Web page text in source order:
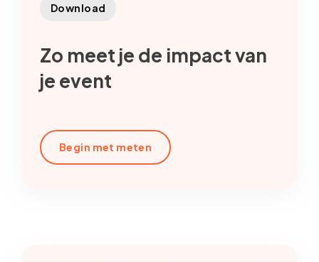
Download
Zo meet je de impact van
je event
Begin met meten